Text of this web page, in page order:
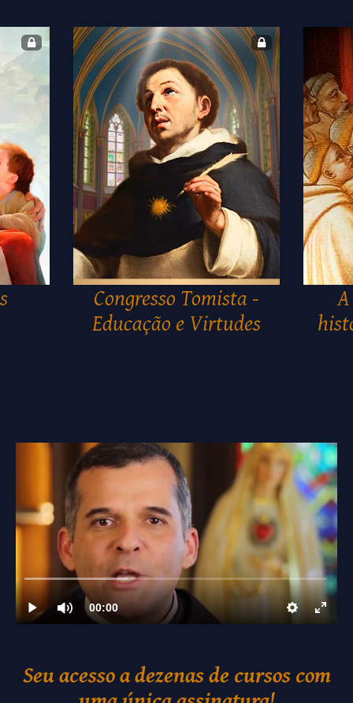
Congresso Tomista -
Educação e Virtudes
Seu acesso a dezenas de cursos com